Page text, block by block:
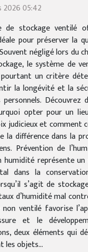
2026 05:42
de stockage ventilé
pour préserver la
négligé lors du
le système de
un critère
la longévité et la
Découvrez
opter pour un
judicieux et comment
la différence dans la
Prévention de
humidité représente
dans la
s’agit de
d’humidité mal
non ventilé favorise
et le
deux éléments qui
les objets...